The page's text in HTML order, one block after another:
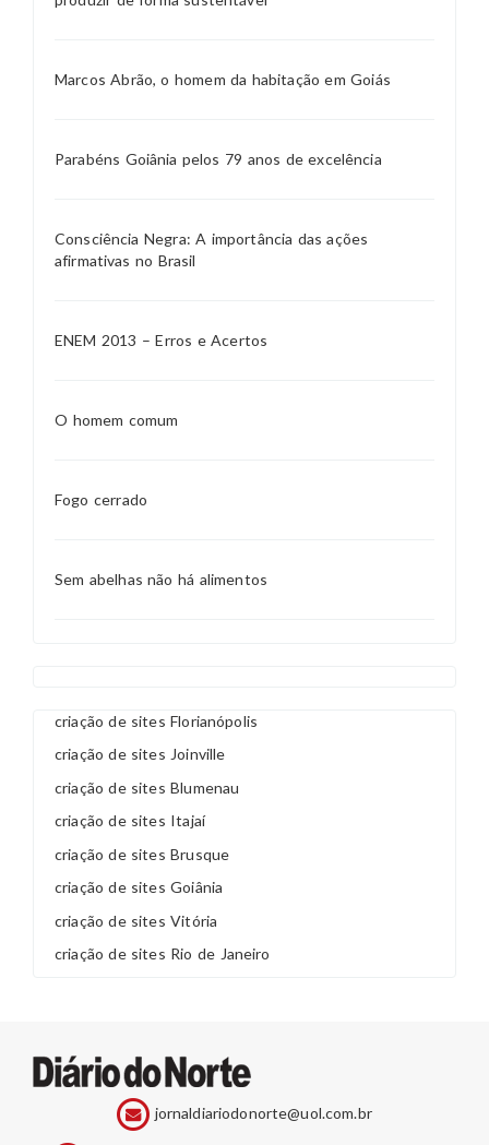
Marcos Abrão, o homem da habitação em Goiás
Parabéns Goiânia pelos 79 anos de excelência
Consciência Negra: A importância das ações
afirmativas no Brasil
ENEM 2013 – Erros e Acertos
O homem comum
Fogo cerrado
Sem abelhas não há alimentos
criação de sites Florianópolis
criação de sites Joinville
criação de sites Blumenau
criação de sites Itajaí
criação de sites Brusque
criação de sites Goiânia
criação de sites Vitória
criação de sites Rio de Janeiro
jornaldiariodonorte@uol.com.br